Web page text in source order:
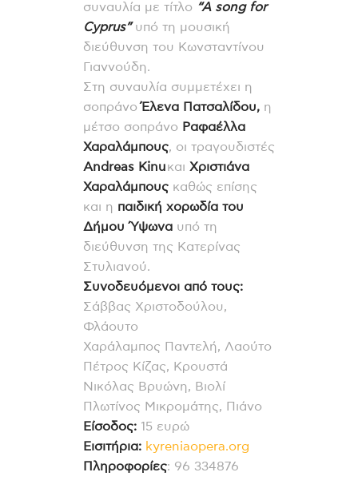
συναυλία με τίτλο “Α song for
Cyprus”υπό τη μουσική
διεύθυνση του Κωνσταντίνου
Γιαννούδη.
Στη συναυλία συμμετέχει η
σοπράνοΈλενα Πατσαλίδου, η
μέτσο σοπράνο Ραφαέλλα
Χαραλάμπους, οι τραγουδιστές
Andreas Kinuκαι Χριστιάνα
Χαραλάμπους καθώς επίσης
και η παιδική χορωδία του
Δήμου Ύψωνα υπό τη
διεύθυνση της Κατερίνας
Στυλιανού.
Συνοδευόμενοι από τους:
Σάββας Χριστοδούλου,
Φλάουτο
Χαράλαμπος Παντελή, Λαούτο
Πέτρος Κίζας, Κρουστά
Νικόλας Βρυώνη, Βιολί
Πλωτίνος Μικρομάτης, Πιάνο
Είσοδος: 15 ευρώ
Εισιτήρια: kyreniaopera.org
Πληροφορίες: 96 334876